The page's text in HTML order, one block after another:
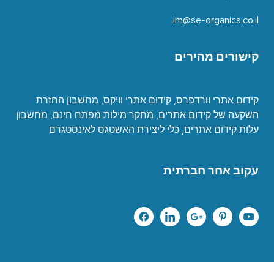
im@se-organics.co.il
קישורים מהירים
קידום אתרי וורדפרס, קידום אתרי וויקס, מחשבון החזרת
השקעה של קידום אתרים, מחקר מילות מפתח חינם, מחשבון
עלות קידום אתרים, כלי ליצירת האשטגס לאינסטגרם
עקוב אחר חברתית